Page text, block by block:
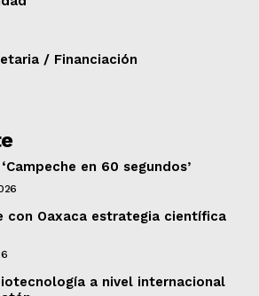
/ Financiación
en 60 segundos’
con Oaxaca estrategia científica
a nivel internacional